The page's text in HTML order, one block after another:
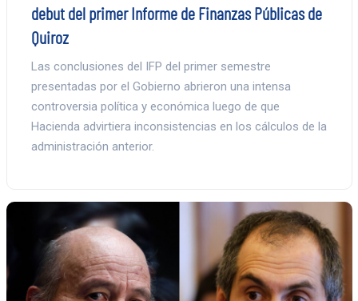
debut del primer Informe de Finanzas Públicas de
Quiroz
Las conclusiones del IFP del primer semestre
presentadas por el Gobierno abrieron una intensa
controversia política y económica luego de que
Hacienda advirtiera inconsistencias en los cálculos de la
administración anterior.